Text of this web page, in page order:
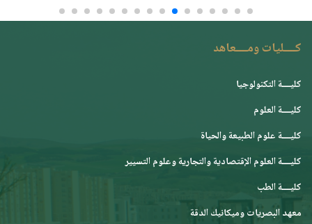
كــــليات ومــــعاهد
كليــــة التكنولوجيا
كليــــة العلوم
كليــــة علوم الطبيعة والحياة
كليــــة العلوم الإقتصادية والتجارية وعلوم التسيير
كليــــة الطب
معهد البصريات وميكانيك الدقة